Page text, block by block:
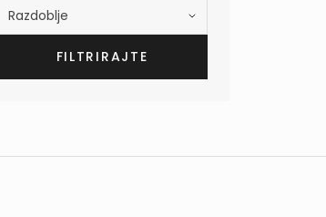
Razdoblje